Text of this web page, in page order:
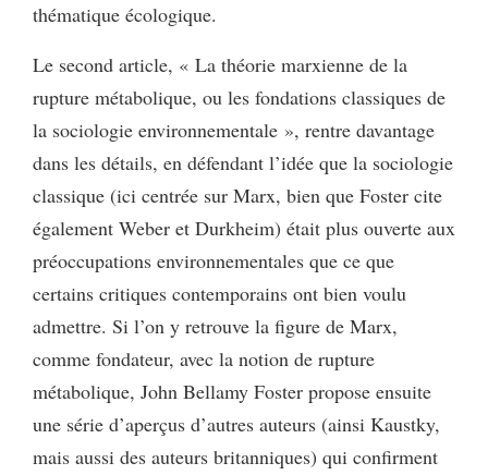
thématique écologique.
Le second article, « La théorie marxienne de la
rupture métabolique, ou les fondations classiques de
la sociologie environnementale », rentre davantage
dans les détails, en défendant l’idée que la sociologie
classique (ici centrée sur Marx, bien que Foster cite
également Weber et Durkheim) était plus ouverte aux
préoccupations environnementales que ce que
certains critiques contemporains ont bien voulu
admettre. Si l’on y retrouve la figure de Marx,
comme fondateur, avec la notion de rupture
métabolique, John Bellamy Foster propose ensuite
une série d’aperçus d’autres auteurs (ainsi Kaustky,
mais aussi des auteurs britanniques) qui confirment